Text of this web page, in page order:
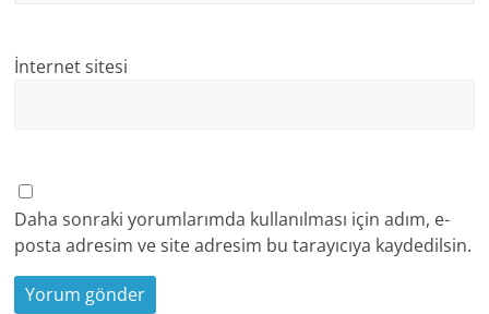
İnternet sitesi
Daha sonraki yorumlarımda kullanılması için adım, e-
posta adresim ve site adresim bu tarayıcıya kaydedilsin.